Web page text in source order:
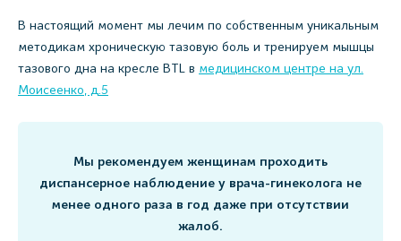
В настоящий момент мы лечим по собственным уникальным
методикам хроническую тазовую боль и тренируем мышцы
тазового дна на кресле BTL в медицинском центре на ул.
Моисеенко, д.5
Мы рекомендуем женщинам проходить
диспансерное наблюдение у врача-гинеколога не
менее одного раза в год даже при отсутствии
жалоб.